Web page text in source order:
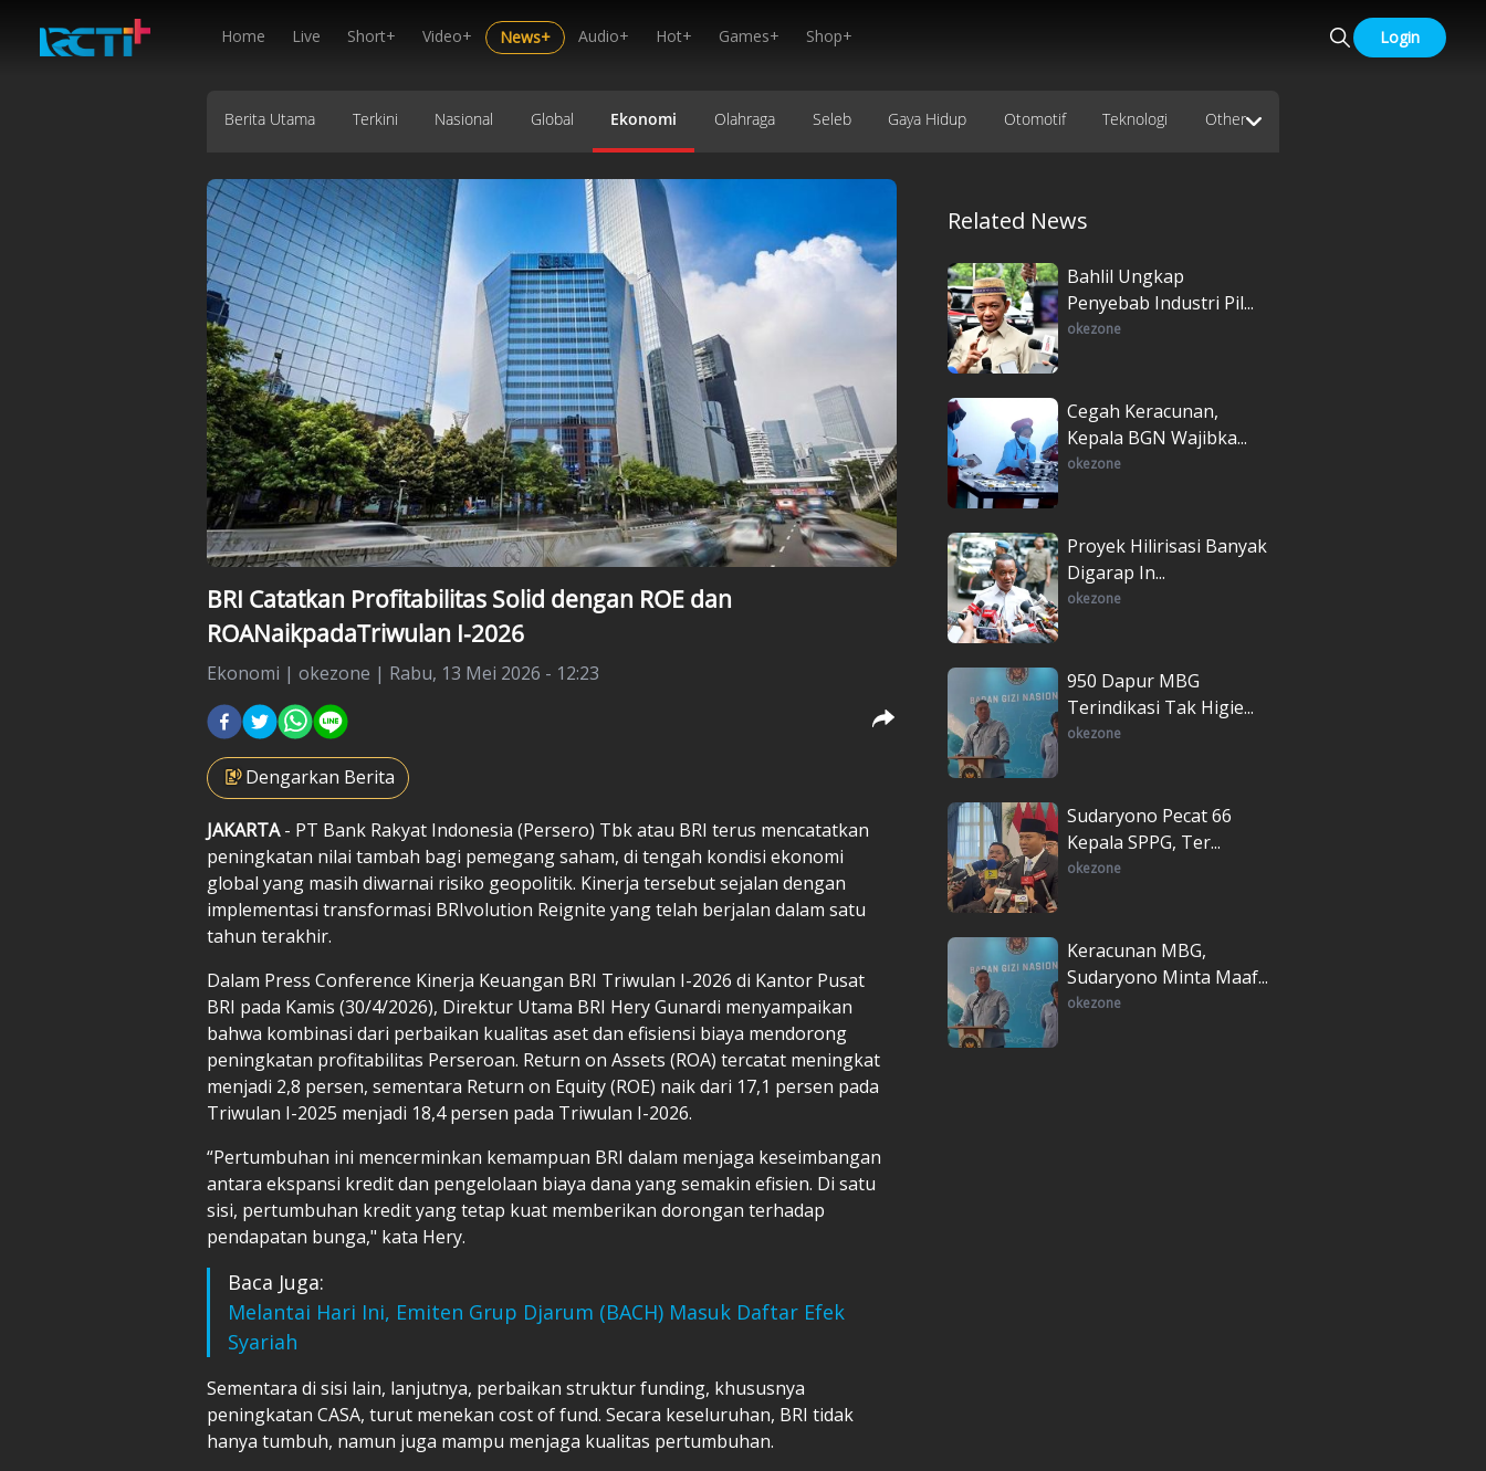
Home Live Short+ Video+ News+ Audio+ Hot+ Games+ Shop+ Login
Berita Utama Terkini Nasional Global Ekonomi Olahraga Seleb Gaya Hidup Otomotif Teknologi Other
BRI Catatkan Profitabilitas Solid dengan ROE dan
ROANaikpadaTriwulan I-2026
Ekonomi | okezone | Rabu, 13 Mei 2026 - 12:23
Dengarkan Berita
JAKARTA- PT Bank Rakyat Indonesia (Persero) Tbk atau BRI terus mencatatkan
peningkatan nilai tambah bagi pemegang saham, di tengah kondisi ekonomi
global yang masih diwarnai risiko geopolitik. Kinerja tersebut sejalan dengan
implementasi transformasi BRIvolution Reignite yang telah berjalan dalam satu
tahun terakhir.
Dalam Press Conference Kinerja Keuangan BRI Triwulan I-2026 di Kantor Pusat
BRI pada Kamis (30/4/2026), Direktur Utama BRI Hery Gunardi menyampaikan
bahwa kombinasi dari perbaikan kualitas aset dan efisiensi biaya mendorong
peningkatan profitabilitas Perseroan. Return on Assets (ROA) tercatat meningkat
menjadi 2,8 persen, sementara Return on Equity (ROE) naik dari 17,1 persen pada
Triwulan I-2025 menjadi 18,4 persen pada Triwulan I-2026.
“Pertumbuhan ini mencerminkan kemampuan BRI dalam menjaga keseimbangan
antara ekspansi kredit dan pengelolaan biaya dana yang semakin efisien. Di satu
sisi, pertumbuhan kredit yang tetap kuat memberikan dorongan terhadap
pendapatan bunga," kata Hery.
Baca Juga:
Melantai Hari Ini, Emiten Grup Djarum (BACH) Masuk Daftar Efek
Syariah
Sementara di sisi lain, lanjutnya, perbaikan struktur funding, khususnya
peningkatan CASA, turut menekan cost of fund. Secara keseluruhan, BRI tidak
hanya tumbuh, namun juga mampu menjaga kualitas pertumbuhan.
Related News
Bahlil Ungkap
Penyebab Industri Pil...
okezone
Cegah Keracunan,
Kepala BGN Wajibka...
okezone
Proyek Hilirisasi Banyak
Digarap In...
okezone
950 Dapur MBG
Terindikasi Tak Higie...
okezone
Sudaryono Pecat 66
Kepala SPPG, Ter...
okezone
Keracunan MBG,
Sudaryono Minta Maaf...
okezone